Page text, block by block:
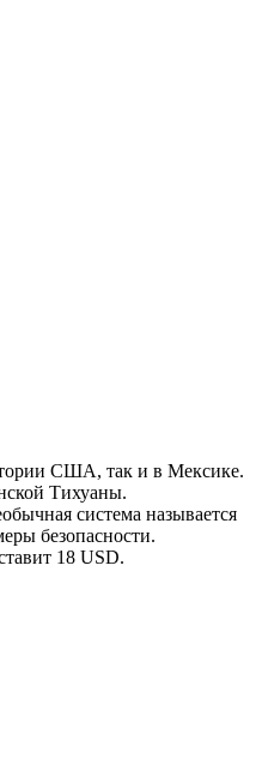
США, так и в Мексике.
Тихуаны.
система называется
безопасности.
18 USD.